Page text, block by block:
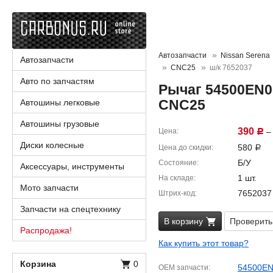
Автозапчасти
Nissan Serena
CNC25
ш/к 7652037
Рычаг
CNC25
Цена 390 Р –
Цена до скидки 580 Р
Состояние Б/У
На складе 1 шт.
Штрих-код 7652037
В корзину
Как купить этот товар?
OEM запчасти
Автозапчасти
Авто по запчастям
Автошины легковые
Автошины грузовые
Диски колесные
Аксессуары, инструменты
Мото запчасти
Запчасти на спецтехнику
Распродажа!
Корзина 0